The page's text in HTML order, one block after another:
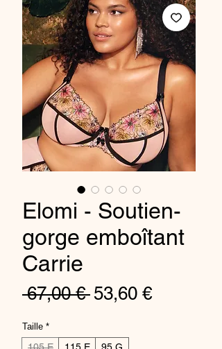
Elomi - Soutien-
gorge emboîtant
Carrie
67,00 € Prix
53,60 €Prix
Taille *
105 E 115 E 95 G